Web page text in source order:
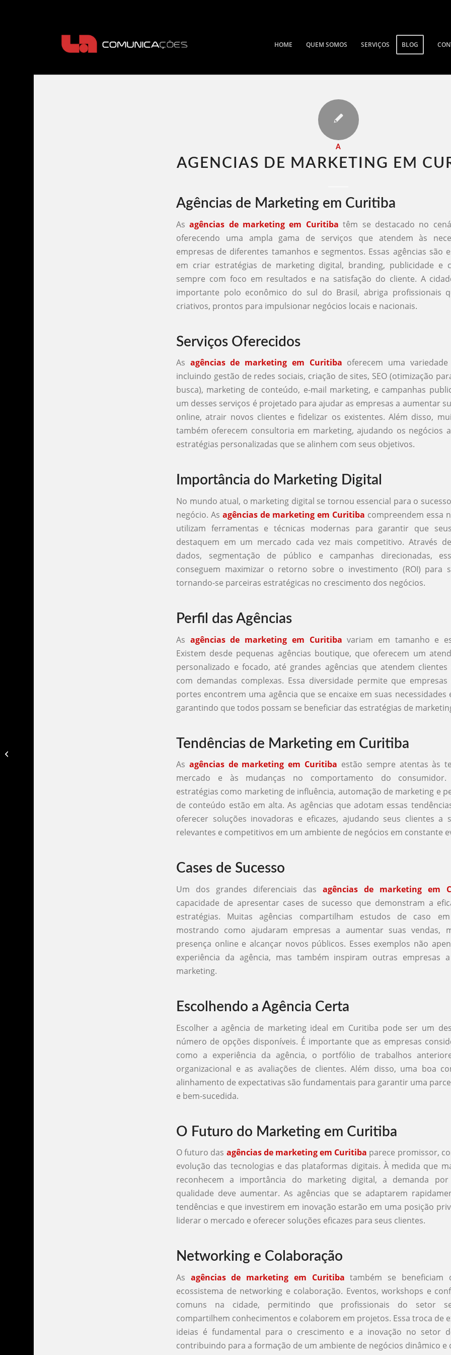
HOME QUEM SOMOS SERVIÇOS BLOG
A
AGENCIAS DE MARKETING EM
Agências de Marketing em Curitiba
Asagências de marketing em Curitiba têm se destacado no
oferecendo uma ampla gama de serviços que atendem às
empresas de diferentes tamanhos e segmentos. Essas agências são
em criar estratégias de marketing digital, branding, publicidade e
sempre com foco em resultados e na satisfação do cliente. A
importante polo econômico do sul do Brasil, abriga profissionais
criativos, prontos para impulsionar negócios locais e nacionais.
Serviços Oferecidos
As agências de marketing em Curitiba oferecem uma
incluindo gestão de redes sociais, criação de sites, SEO (otimização
busca), marketing de conteúdo, e-mail marketing, e campanhas
um desses serviços é projetado para ajudar as empresas a aumentar
online, atrair novos clientes e fidelizar os existentes. Além disso,
também oferecem consultoria em marketing, ajudando os negócios
estratégias personalizadas que se alinhem com seus objetivos.
Importância do Marketing Digital
No mundo atual, o marketing digital se tornou essencial para o
negócio. As agências de marketing em Curitiba compreendem essa
utilizam ferramentas e técnicas modernas para garantir que
destaquem em um mercado cada vez mais competitivo. Através
dados, segmentação de público e campanhas direcionadas,
conseguem maximizar o retorno sobre o investimento (ROI) para
tornando-se parceiras estratégicas no crescimento dos negócios.
Perfil das Agências
As agências de marketing em Curitiba variam em tamanho e
Existem desde pequenas agências boutique, que oferecem um
personalizado e focado, até grandes agências que atendem
com demandas complexas. Essa diversidade permite que
portes encontrem uma agência que se encaixe em suas necessidades
garantindo que todos possam se beneficiar das estratégias de
Tendências de Marketing em Curitiba
As agências de marketing em Curitiba estão sempre atentas às
mercado e às mudanças no comportamento do consumidor.
estratégias como marketing de influência, automação de marketing e
de conteúdo estão em alta. As agências que adotam essas
oferecer soluções inovadoras e eficazes, ajudando seus clientes a
relevantes e competitivos em um ambiente de negócios em constante
Cases de Sucesso
Um dos grandes diferenciais das agências de marketing em
capacidade de apresentar cases de sucesso que demonstram a
estratégias. Muitas agências compartilham estudos de caso
mostrando como ajudaram empresas a aumentar suas vendas,
presença online e alcançar novos públicos. Esses exemplos não
experiência da agência, mas também inspiram outras empresas
marketing.
Escolhendo a Agência Certa
Escolher a agência de marketing ideal em Curitiba pode ser um
número de opções disponíveis. É importante que as empresas
como a experiência da agência, o portfólio de trabalhos
organizacional e as avaliações de clientes. Além disso, uma boa
alinhamento de expectativas são fundamentais para garantir uma
e bem-sucedida.
O Futuro do Marketing em Curitiba
O futuro das agências de marketing em Curitiba parece promissor,
evolução das tecnologias e das plataformas digitais. À medida que
reconhecem a importância do marketing digital, a demanda
qualidade deve aumentar. As agências que se adaptarem
tendências e que investirem em inovação estarão em uma posição
liderar o mercado e oferecer soluções eficazes para seus clientes.
Networking e Colaboração
As agências de marketing em Curitiba também se beneficiam
ecossistema de networking e colaboração. Eventos, workshops e
comuns na cidade, permitindo que profissionais do setor
compartilhem conhecimentos e colaborem em projetos. Essa troca de
ideias é fundamental para o crescimento e a inovação no setor
contribuindo para a formação de um ambiente de negócios dinâmico e